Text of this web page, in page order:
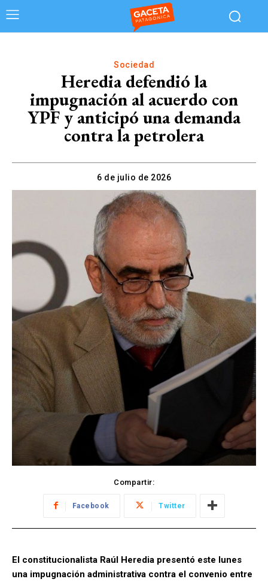
Sociedad
Heredia defendió la
impugnación al acuerdo con
YPF y anticipó una demanda
contra la petrolera
6 de julio de 2026
Compartir:
Facebook Twitter
El constitucionalista Raúl Heredia presentó este lunes
una impugnación administrativa contra el convenio entre